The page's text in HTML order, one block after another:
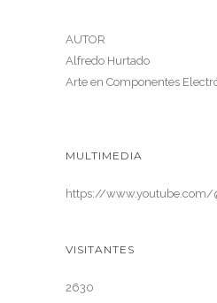
AUTOR
Alfredo Hurtado
Arte en Componentes
MULTIMEDIA
https://www.youtube.com/
VISITANTES
2630